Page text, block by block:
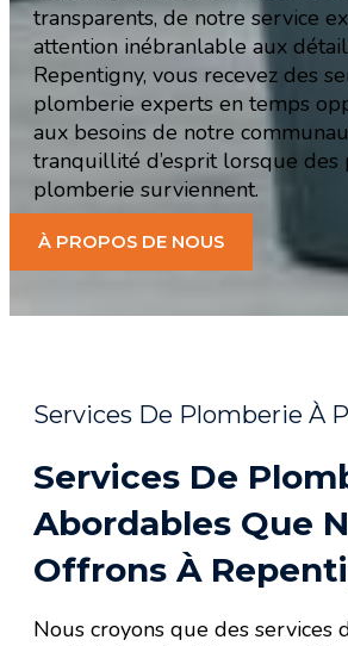
transparents, de notre service
attention inébranlable aux
Repentigny, vous recevez des
plomberie experts en temps
aux besoins de notre
tranquillité d’esprit lorsque des
plomberie surviennent.
À PROPOS DE NOUS
Services De Plomberie À
Services De
Abordables Que
Offrons À
Nous croyons que des services